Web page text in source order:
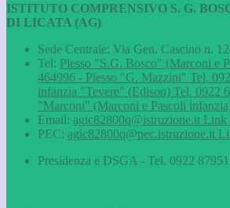
ISTITUTO COMPRENSIVO S. G.
DI LICATA (AG)
Sede Centrale: Via Gen. Cascino n.
Tel: Plesso "S.G. Bosco" (Marconi e
464996 - Plesso "G. Mazzini" Tel.
infanzia "Tevere" (Edison) Tel. 0922
"Marconi" (Marconi e Pascoli
Email: agic82800q@istruzione.it Link
PEC: agic82800q@pec.istruzione.it
Presidenza e DSGA - Tel. 0922